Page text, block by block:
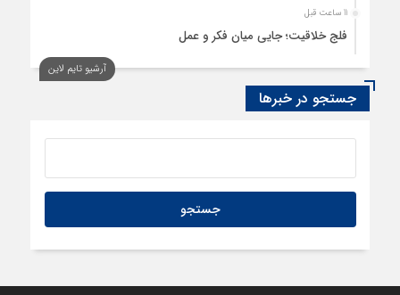
11 ساعت قبل
فلج خلاقیت؛ جایی میان فکر و عمل
رسانه، حلقه پیوند میدان اقتصاد و عرصه تصمیم‌گیری است
12 ساعت قبل
آرشیو تایم لاین
جستجو در خبرها